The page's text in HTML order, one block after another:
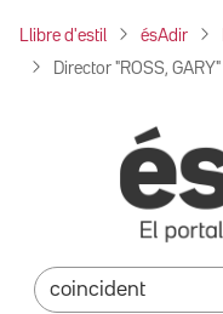
Llibre d'estil ésAdir
Director "ROSS, GARY"